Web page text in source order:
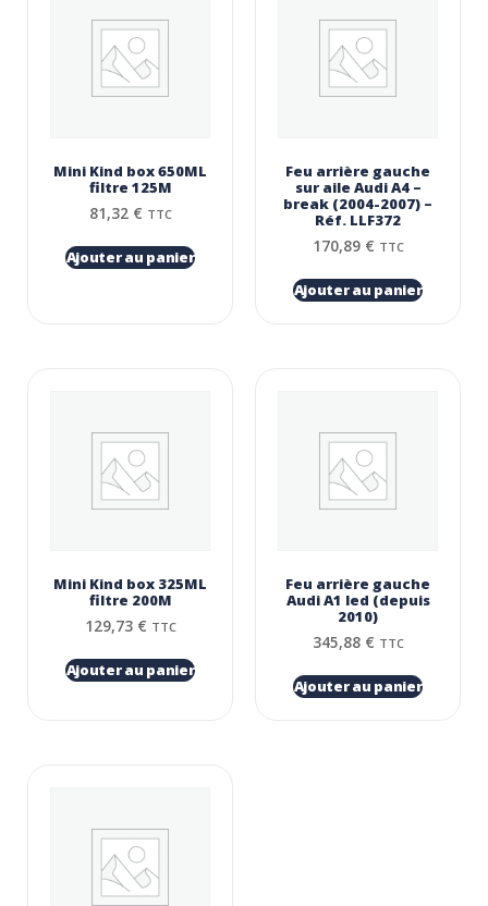
Mini Kind box 650ML
filtre 125Μ
81,32 € TTC
Ajouter au panier
Feu arrière gauche
sur aile Audi A4 –
break (2004-2007) –
Réf. LLF372
170,89 € TTC
Ajouter au panier
Mini Kind box 325ML
filtre 200Μ
129,73 € TTC
Ajouter au panier
Feu arrière gauche
Audi A1 led (depuis
2010)
345,88 € TTC
Ajouter au panier